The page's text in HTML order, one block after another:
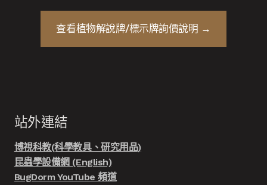
查看植物解說牌/標示牌詢價說明 →
站外連結
博視科教(科學教具、研究用品)
昆蟲學設備網 (English)
BugDorm YouTube 頻道